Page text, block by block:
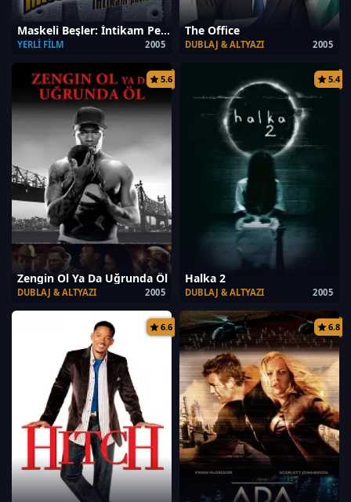
Maskeli Beşler: İntikam Peşinde
2005
YERLI FILM
The Office
2005
DUBLAJ & ALTYAZI
5.6
Zengin Ol Ya Da Uğrunda Öl
2005
DUBLAJ & ALTYAZI
5.4
Halka 2
2005
DUBLAJ & ALTYAZI
6.6 6.8